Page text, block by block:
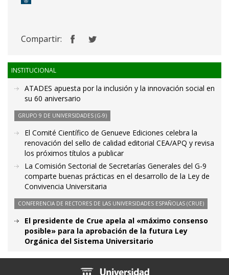
Compartir:
INSTITUCIONAL
ATADES apuesta por la inclusión y la innovación social en
su 60 aniversario
GRUPO 9 DE UNIVERSIDADES (G-9)
El Comité Científico de Genueve Ediciones celebra la
renovación del sello de calidad editorial CEA/APQ y revisa
los próximos títulos a publicar
La Comisión Sectorial de Secretarías Generales del G-9
comparte buenas prácticas en el desarrollo de la Ley de
Convivencia Universitaria
CONFERENCIA DE RECTORES DE LAS UNIVERSIDADES ESPAÑOLAS (CRUE)
El presidente de Crue apela al «máximo consenso
posible» para la aprobación de la futura Ley
Orgánica del Sistema Universitario